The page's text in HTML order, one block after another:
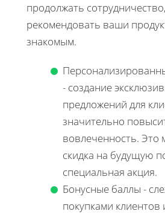
продолжать
рекомендовать ваши
знакомым.
- создание
предложений для
значительно
вовлеченность. Это
скидка на будущую
специальная акция.
Бонусные баллы -
покупками клиентов